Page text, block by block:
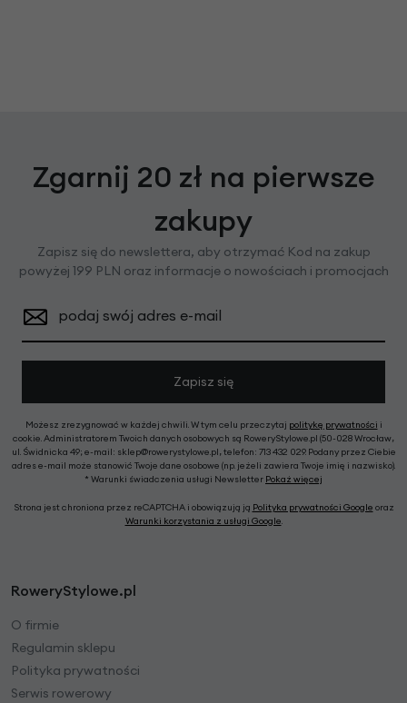
Zgarnij 20 zł na pierwsze
zakupy
Zapisz się do newslettera, aby otrzymać Kod na zakup
powyżej 199 PLN oraz informacje o nowościach i promocjach
podaj swój adres e-mail
Zapisz się
Możesz zrezygnować w każdej chwili. W tym celu przeczytaj politykę prywatności i
cookie. Administratorem Twoich danych osobowych są RoweryStylowe.pl (50-028 Wrocław,
ul. Świdnicka 49; e-mail: sklep@rowerystylowe.pl, telefon: 713 432 029. Podany przez Ciebie
adres e-mail może stanowić Twoje dane osobowe (np. jeżeli zawiera Twoje imię i nazwisko).
* Warunki świadczenia usługi Newsletter Pokaż więcej
Strona jest chroniona przez reCAPTCHA i obowiązują ją Polityka prywatności Google oraz
Warunki korzystania z usługi Google.
RoweryStylowe.pl
O firmie
Regulamin sklepu
Polityka prywatności
Serwis rowerowy